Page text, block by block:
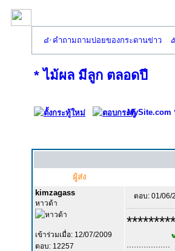
คำถามถามบ่อยของกระดานข่าว
* ไม้ผล มีลูก ตลอดปี
MySite.com
ผู้ส่ง
kimzagass
หาวด้า
เข้าร่วมเมื่อ: 12/07/2009
ตอบ: 12257
ตอบ: 01/06/